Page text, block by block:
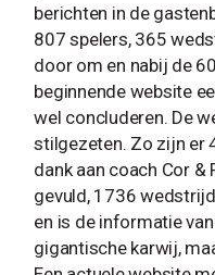
berichten in de
807 spelers, 365
door om en nabij de
beginnende website
wel concluderen. De
stilgezeten. Zo zijn er
dank aan coach Cor &
gevuld, 1736
en is de informatie
gigantische karwij,